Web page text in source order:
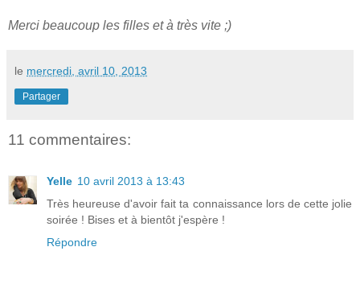
Merci beaucoup les filles et à très vite ;)
le mercredi, avril 10, 2013
Partager
11 commentaires:
Yelle 10 avril 2013 à 13:43
Très heureuse d'avoir fait ta connaissance lors de cette jolie
soirée ! Bises et à bientôt j'espère !
Répondre